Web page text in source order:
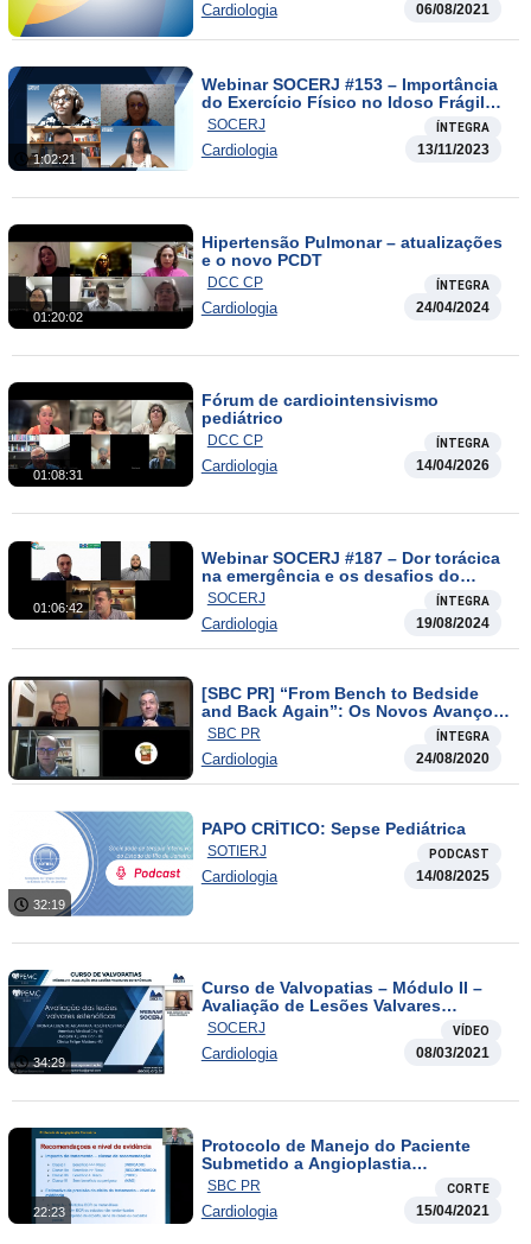
Cardiologia 06/08/2021
1:02:21
Webinar SOCERJ #153 – Importância
do Exercício Físico no Idoso Frágil
com Cardiopatia Grave em Cuidados
Paliativos.
SOCERJ ÍNTEGRA
Cardiologia 13/11/2023
01:20:02
Hipertensão Pulmonar – atualizações
e o novo PCDT
DCC CP ÍNTEGRA
Cardiologia 24/04/2024
01:08:31
Fórum de cardiointensivismo
pediátrico
DCC CP ÍNTEGRA
Cardiologia 14/04/2026
01:06:42
Webinar SOCERJ #187 – Dor torácica
na emergência e os desafios do
mundo real
SOCERJ ÍNTEGRA
Cardiologia 19/08/2024
[SBC PR] “From Bench to Bedside
and Back Again”: Os Novos Avanços
no Tratamento da ICFER
SBC PR ÍNTEGRA
Cardiologia 24/08/2020
32:19
PAPO CRÍTICO: Sepse Pediátrica
SOTIERJ PODCAST
Cardiologia 14/08/2025
34:29
Curso de Valvopatias – Módulo II –
Avaliação de Lesões Valvares
Estenóticas / Avaliação
Ecocardiográfica nas Lesões
Regurgitantes Valvares Esquerdas
SOCERJ VÍDEO
Cardiologia 08/03/2021
22:23
Protocolo de Manejo do Paciente
Submetido a Angioplastia
Transluminal Coronariana
SBC PR CORTE
Cardiologia 15/04/2021